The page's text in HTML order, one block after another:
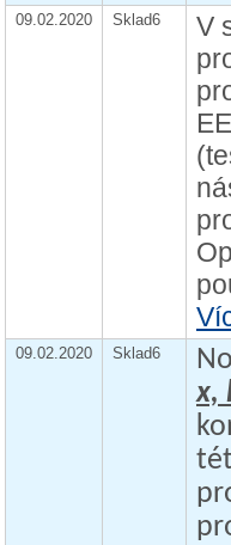
09.02.2020 Sklad6
V
09.02.2020 Sklad6
x,